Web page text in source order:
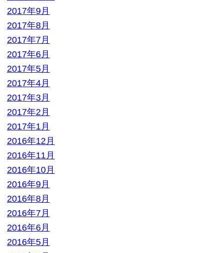
2016年11月
2016年10月
2016年9月
2016年8月
2016年7月
2016年6月
2016年4月
2016年3月
2016年2月
2016年1月
2015年12月
2015年11月
2015年9月
2015年8月
2015年7月
2015年6月
2015年5月
2015年4月
2015年2月
2015年1月
2014年12月